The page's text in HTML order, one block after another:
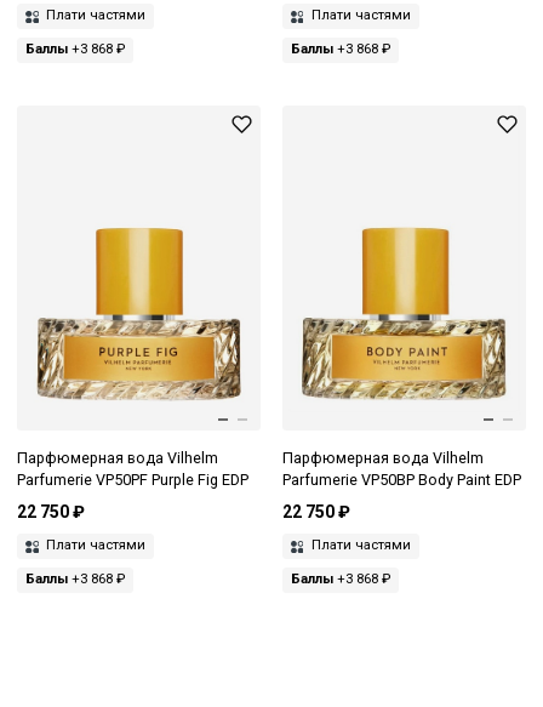
Плати частями
Баллы +3 868 ₽
Плати частями
Баллы+3 868 ₽
Парфюмерная вода Vilhelm
Parfumerie VP50PF Purple Fig EDP
22 750 ₽
Плати частями
Баллы +3 868 ₽
Парфюмерная вода Vilhelm
Parfumerie VP50BP Body Paint EDP
22 750 ₽
Плати частями
Баллы+3 868 ₽